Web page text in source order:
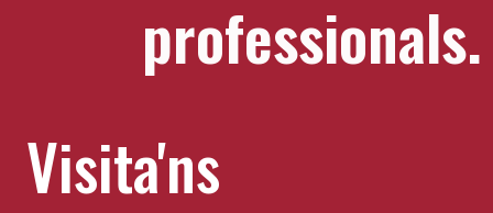
professionals.
Visita'ns